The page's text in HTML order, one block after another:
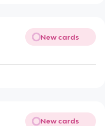
New cards
New cards